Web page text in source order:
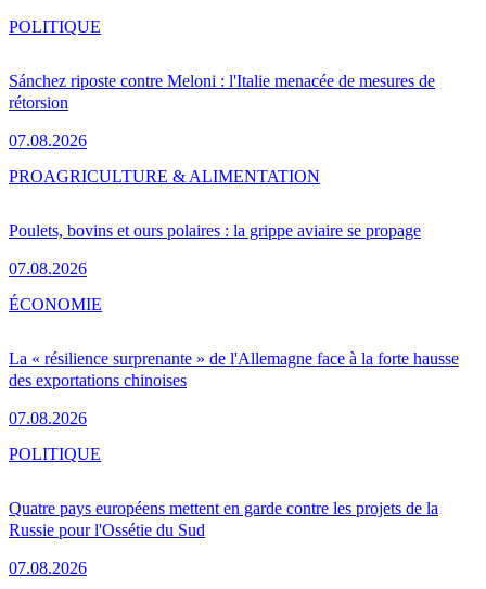
Sánchez riposte contre Meloni : l'Italie menacée de mesures de
rétorsion
07.08.2026
POLITIQUE
Poulets, bovins et ours polaires : la grippe aviaire se propage
07.08.2026
PROAGRICULTURE & ALIMENTATION
La « résilience surprenante » de l'Allemagne face à la forte hausse
des exportations chinoises
07.08.2026
ÉCONOMIE
Quatre pays européens mettent en garde contre les projets de la
Russie pour l'Ossétie du Sud
07.08.2026
POLITIQUE